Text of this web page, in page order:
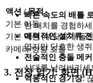
빠른 속도의 배틀
한 매치를 경험하
매력적인 설치류
엽지만 단호한 생
전술적인 충돌 메
상대를 날려버리세
역동적인 경기장:
액션 / 목적
기본 이동
기본 액션 (부딪히기/돌
카메라/방향 조절
3. 전장 읽기: 화면